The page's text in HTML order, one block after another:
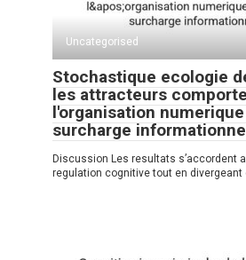
Uncategorised
Stochastique ecologie
les attracteurs
l'organisation
surcharge
Discussion Les resultats s’accordent
regulation cognitive tout en divergeant